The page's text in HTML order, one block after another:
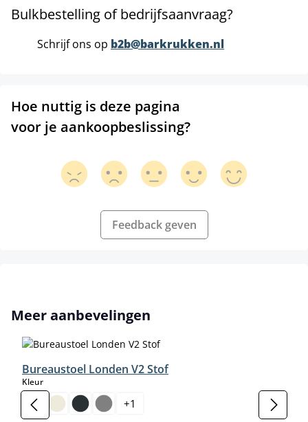
Bulkbestelling of bedrijfsaanvraag?
Schrijf ons op b2b@barkrukken.nl
Hoe nuttig is deze pagina
voor je aankoopbeslissing?
Feedback geven
Productgalerij overslaan
Meer aanbevelingen
Bureaustoel Londen V2 Stof
Kleurselect
+1